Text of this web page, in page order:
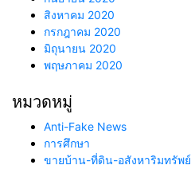
สิงหาคม 2020
กรกฎาคม 2020
มิถุนายน 2020
พฤษภาคม 2020
หมวดหมู่
Anti-Fake News
การศึกษา
ขายบ้าน-ที่ดิน-อสังหาริมทรัพย์